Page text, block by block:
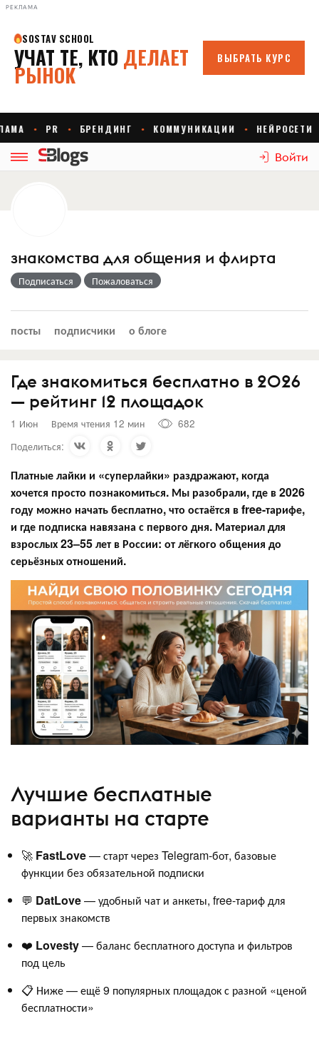
РЕКЛАМА
Войти
знакомства для общения и флирта
Подписаться Пожаловаться
посты подписчики о блоге
Где знакомиться бесплатно в 2026
— рейтинг 12 площадок
1 Июн Время чтения 12 мин
682
Поделиться:
Платные лайки и «суперлайки» раздражают, когда
хочется просто познакомиться. Мы разобрали, где в 2026
году можно начать бесплатно, что остаётся в free-тарифе,
и где подписка навязана с первого дня. Материал для
взрослых 23–55 лет в России: от лёгкого общения до
серьёзных отношений.
Лучшие бесплатные
варианты на старте
🚀 FastLove— старт через Telegram-бот, базовые
функции без обязательной подписки
💬 DatLove— удобный чат и анкеты, free-тариф для
первых знакомств
❤️ Lovesty— баланс бесплатного доступа и фильтров
под цель
📋 Ниже — ещё 9 популярных площадок с разной «ценой
бесплатности»